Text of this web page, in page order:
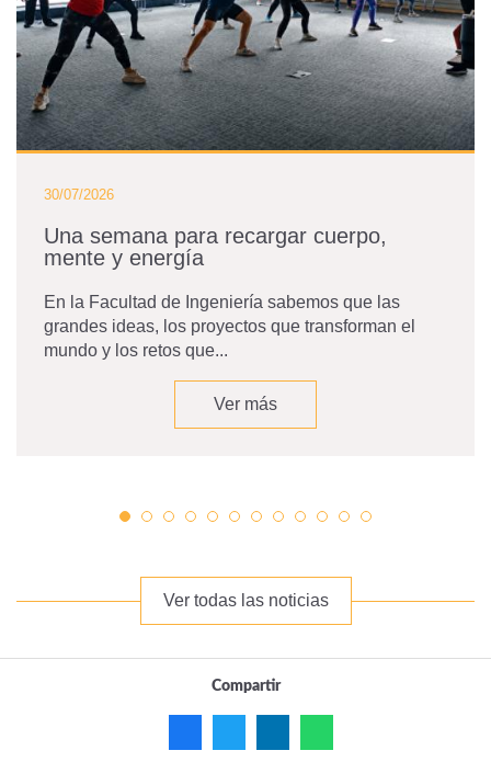
30/07/2026
Una semana para recargar cuerpo,
mente y energía
En la Facultad de Ingeniería sabemos que las
grandes ideas, los proyectos que transforman el
mundo y los retos que...
Ver más
Ver todas las noticias
Compartir